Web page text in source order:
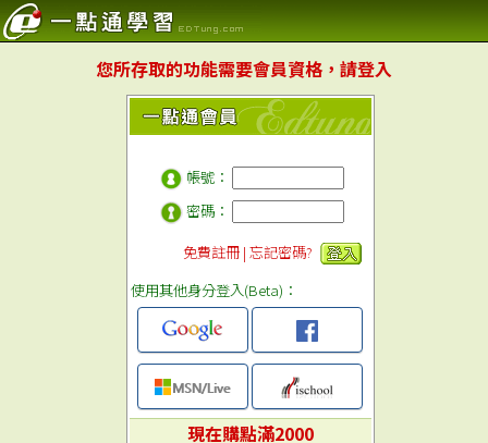
您所存取的功能需要會員資格，請登入
帳號：
密碼：
免費註冊| 忘記密碼?
使用其他身分登入(Beta)：
現在購點滿2000